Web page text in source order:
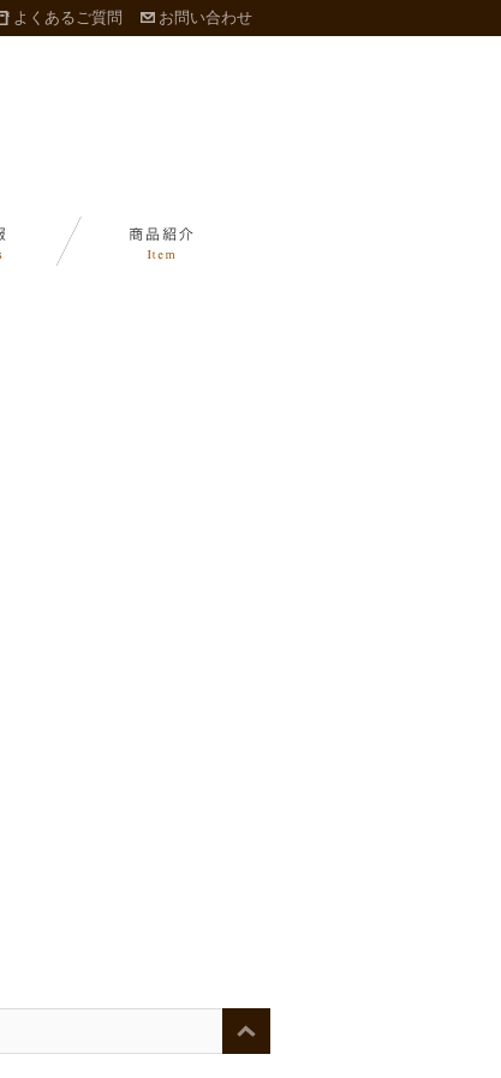
よくあるご質問 お問い合わせ